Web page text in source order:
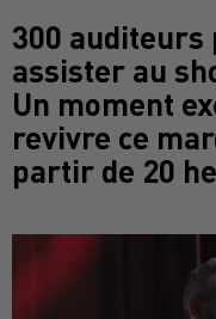
300
assister au
Un moment
revivre ce
partir de 20